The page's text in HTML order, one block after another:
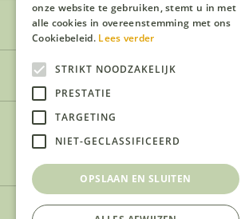
Openingstijden
Contact
Privacyverklaring|Algemene voorwaarden
onze website te gebruiken, stemt u in met
alle cookies in overeenstemming met ons
Cookiebeleid. Lees verder
STRIKT NOODZAKELIJK
PRESTATIE
TARGETING
NIET-GECLASSIFICEERD
OPSLAAN EN SLUITEN